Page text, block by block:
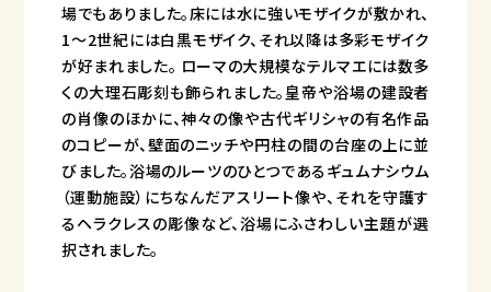
場でもありました。床には水に強いモザイクが敷かれ、
1〜2世紀には白黒モザイク、それ以降は多彩モザイク
が好まれました。 ローマの大規模なテルマエには数多
くの大理石彫刻も飾られました。皇帝や浴場の建設者
の肖像のほかに、神々の像や古代ギリシャの有名作品
のコピーが、壁面のニッチや円柱の間の台座の上に並
びました。浴場のルーツのひとつであるギュムナシウム
（運動施設）にちなんだアスリート像や、それを守護す
るヘラクレスの彫像など、浴場にふさわしい主題が選
択されました。